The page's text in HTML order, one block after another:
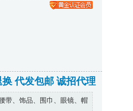
代发包邮 诚招代理
带、饰品、围巾、眼镜、帽